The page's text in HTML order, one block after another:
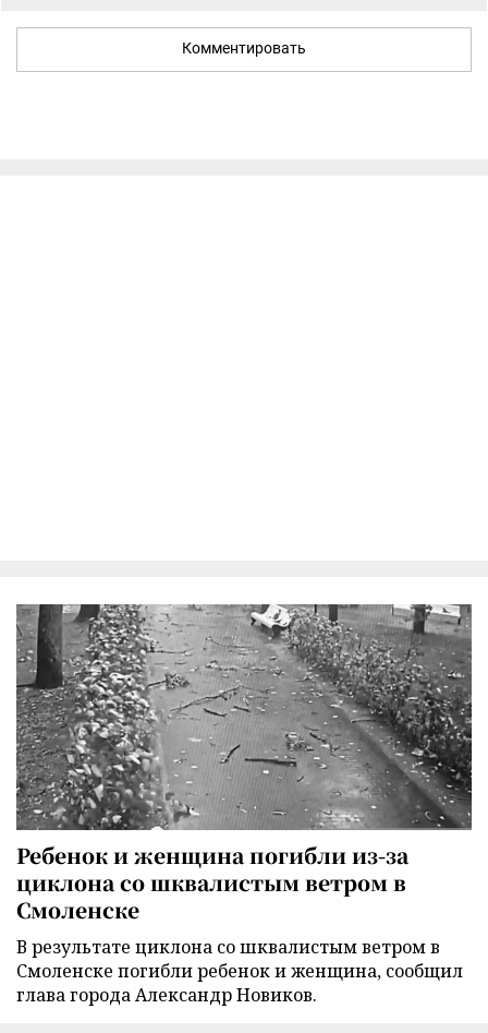
Комментировать
Ребенок и женщина погибли из-за
циклона со шквалистым ветром в
Смоленске
В результате циклона со шквалистым ветром в
Смоленске погибли ребенок и женщина, сообщил
глава города Александр Новиков.